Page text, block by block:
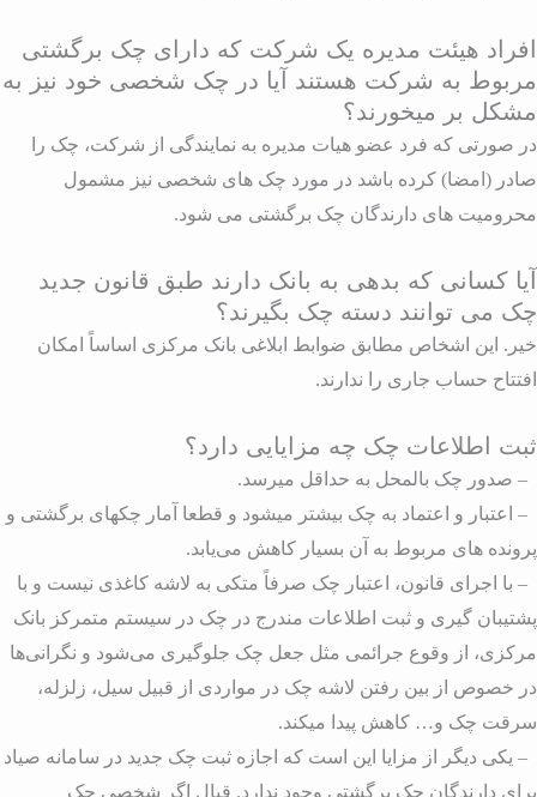
هیئت مدیره یک شرکت که دارای چک برگشتی
به شرکت هستند آیا در چک شخصی خود نیز به
بر میخورند؟
صورتی که فرد عضو هیات مدیره به نمایندگی از شرکت، چک را
(امضا) کرده باشد در مورد چک های شخصی نیز مشمول
های دارندگان چک برگشتی می شود.
کسانی که بدهی به بانک دارند طبق قانون جدید
می توانند دسته چک بگیرند؟
این اشخاص مطابق ضوابط ابلاغی بانک مرکزی اساساً امکان
حساب جاری را ندارند.
اطلاعات چک چه مزایایی دارد؟
صدور چک بالمحل به حداقل میرسد.
اعتبار و اعتماد به چک بیشتر میشود و قطعا آمار چکهای برگشتی و
های مربوط به آن بسیار کاهش می‌یابد.
با اجرای قانون، اعتبار چک صرفاً متکی به لاشه کاغذی نیست و با
گیری و ثبت اطلاعات مندرج در چک در سیستم متمرکز بانک
از وقوع جرائمی مثل جعل چک جلوگیری می‌شود و نگرانی‌ها
خصوص از بین رفتن لاشه چک در مواردی از قبیل سیل، زلزله،
چک و… کاهش پیدا میکند.
یکی دیگر از مزایا این است که اجازه ثبت چک جدید در سامانه صیاد
دارندگان چک برگشتی وجود ندارد. قبال اگر شخصی چک